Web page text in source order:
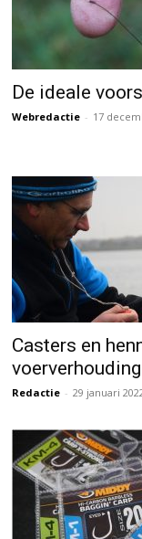
De ideale
Webredactie - 17
Casters en
voerverhouding
Redactie - 29 januari